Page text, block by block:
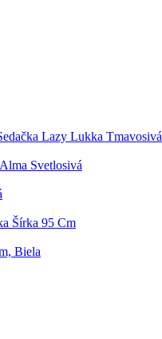
Lazy Lukka Tmavosivá
Svetlosivá
Šírka 95 Cm
Biela